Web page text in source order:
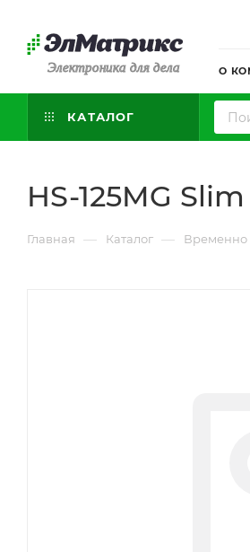
Электроника для дела О
КАТАЛОГ
HS-125MG
Главная — Каталог — Временно